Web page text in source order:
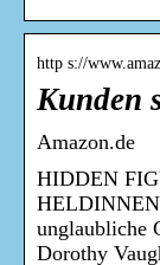
http s://
Kunden
Amazon.de
HIDDEN
HELDINNEN
unglaubliche
Dorothy